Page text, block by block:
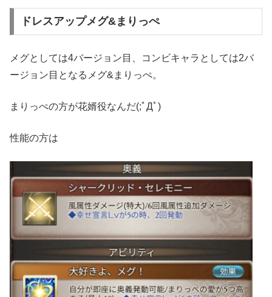
ドレスアップメグ&まりっぺ
メグとしては4バージョン目、コンビキャラとしては2バ
ージョン目となるメグ&まりっぺ。
まりっぺの方が花婿役なんだ(;ﾟДﾟ)
性能の方は